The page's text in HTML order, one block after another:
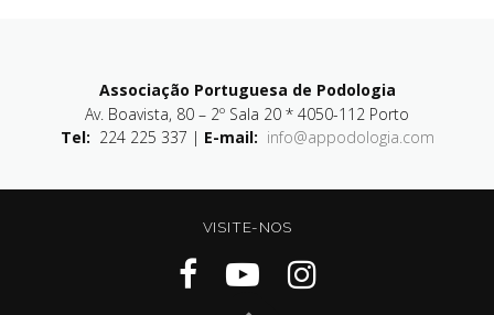
Associação Portuguesa de Podologia
Av. Boavista, 80 – 2º Sala 20 * 4050-112 Porto
Tel: 224 225 337 | E-mail: info@appodologia.com
VISITE-NOS